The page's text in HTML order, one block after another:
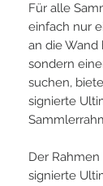
Für alle
einfach nur
an die
sondern
suchen,
signierte
Der
signierte